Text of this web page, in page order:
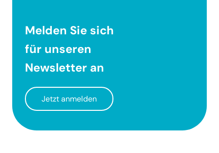
Melden Sie sich
für unseren
Newsletteran
Jetzt anmelden